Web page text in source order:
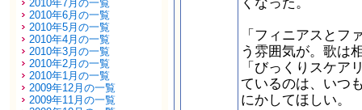
2010年7月の一覧
2010年6月の一覧
2010年5月の一覧
2010年4月の一覧
2010年3月の一覧
2010年2月の一覧
2010年1月の一覧
2009年12月の一覧
2009年11月の一覧
「フィニアスとフ
う雰囲気が。歌は
「びっくりスケア
ているのは、いつ
にかしてほしい。